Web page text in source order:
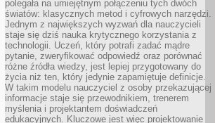
polegała na umiejętnym połączeniu tych dwóch
światów: klasycznych metod i cyfrowych narzędzi.
Jednym z największych wyzwań dla nauczycieli
staje się dziś nauka krytycznego korzystania z
technologii. Uczeń, który potrafi zadać mądre
pytanie, zweryfikować odpowiedź oraz porównać
różne źródła wiedzy, jest lepiej przygotowany do
życia niż ten, który jedynie zapamiętuje definicje.
W takim modelu nauczyciel z osoby przekazującej
informacje staje się przewodnikiem, trenerem
myślenia i projektantem doświadczeń
edukacyjnych. Kluczowe jest więc projektowanie